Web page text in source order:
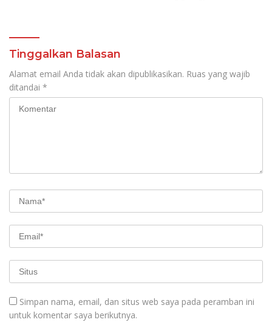
Tinggalkan Balasan
Alamat email Anda tidak akan dipublikasikan. Ruas yang wajib
ditandai *
Simpan nama, email, dan situs web saya pada peramban ini
untuk komentar saya berikutnya.